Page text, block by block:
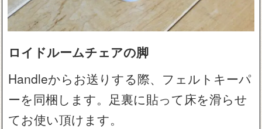
ロイドルームチェアの脚
Handleからお送りする際、フェルトキーパ
ーを同梱します。足裏に貼って床を滑らせ
てお使い頂けます。